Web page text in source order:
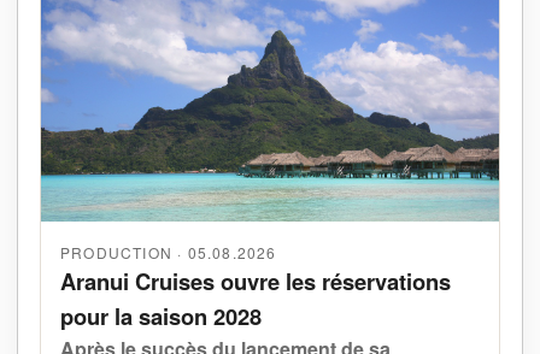
PRODUCTION · 05.08.2026
Aranui Cruises ouvre les réservations
pour la saison 2028
Après le succès du lancement de sa